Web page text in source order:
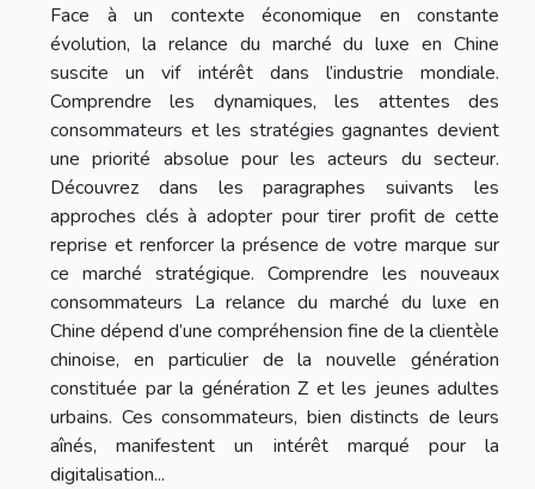
Face à un contexte économique en constante
évolution, la relance du marché du luxe en Chine
suscite un vif intérêt dans l’industrie mondiale.
Comprendre les dynamiques, les attentes des
consommateurs et les stratégies gagnantes devient
une priorité absolue pour les acteurs du secteur.
Découvrez dans les paragraphes suivants les
approches clés à adopter pour tirer profit de cette
reprise et renforcer la présence de votre marque sur
ce marché stratégique. Comprendre les nouveaux
consommateurs La relance du marché du luxe en
Chine dépend d’une compréhension fine de la clientèle
chinoise, en particulier de la nouvelle génération
constituée par la génération Z et les jeunes adultes
urbains. Ces consommateurs, bien distincts de leurs
aînés, manifestent un intérêt marqué pour la
digitalisation...